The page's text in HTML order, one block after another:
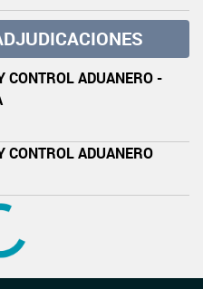
CONTROL ADUANERO -
CONTROL ADUANERO